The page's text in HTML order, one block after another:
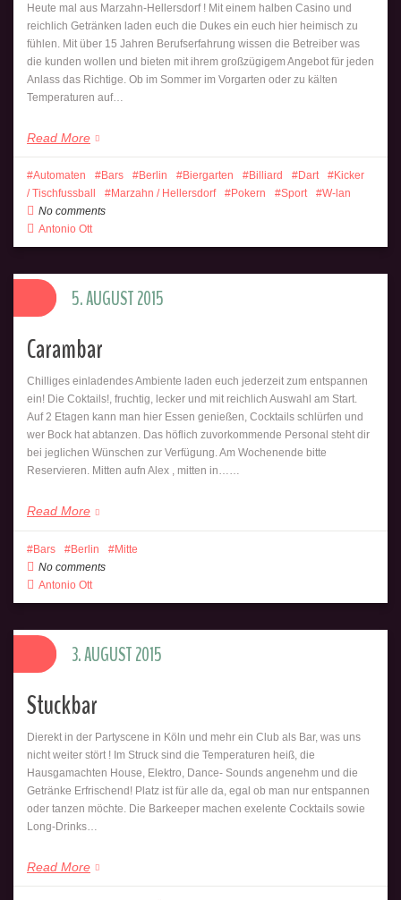
Heute mal aus Marzahn-Hellersdorf ! Mit einem halben Casino und
reichlich Getränken laden euch die Dukes ein euch hier heimisch zu
fühlen. Mit über 15 Jahren Berufserfahrung wissen die Betreiber was
die kunden wollen und bieten mit ihrem großzügigem Angebot für jeden
Anlass das Richtige. Ob im Sommer im Vorgarten oder zu kälten
Temperaturen auf…
Read More
Automaten Bars Berlin Biergarten Billiard Dart
Kicker
/ Tischfussball
Marzahn / Hellersdorf Pokern Sport
W-lan
No comments
Antonio Ott
Carambar
Chilliges einladendes Ambiente laden euch jederzeit zum entspannen
ein! Die Coktails!, fruchtig, lecker und mit reichlich Auswahl am Start.
Auf 2 Etagen kann man hier Essen genießen, Cocktails schlürfen und
wer Bock hat abtanzen. Das höflich zuvorkommende Personal steht dir
bei jeglichen Wünschen zur Verfügung. Am Wochenende bitte
Reservieren. Mitten aufn Alex , mitten in……
Read More
5. AUGUST 2015
Bars Berlin
Mitte
No comments
Antonio Ott
Stuckbar
Dierekt in der Partyscene in Köln und mehr ein Club als Bar, was uns
nicht weiter stört ! Im Struck sind die Temperaturen heiß, die
Hausgamachten House, Elektro, Dance- Sounds angenehm und die
Getränke Erfrischend! Platz ist für alle da, egal ob man nur entspannen
oder tanzen möchte. Die Barkeeper machen exelente Cocktails sowie
Long-Drinks…
Read More
3. AUGUST 2015